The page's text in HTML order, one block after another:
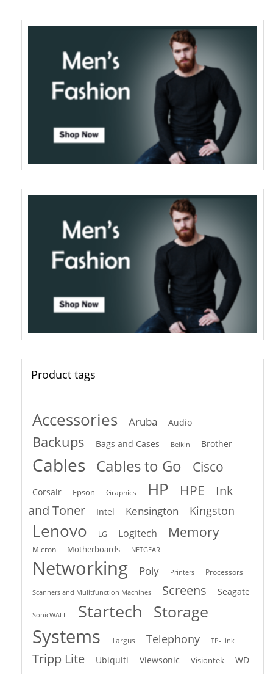
Product tags
Accessories Aruba Audio
Backups Bags and Cases Belkin Brother
Cables Cables to Go Cisco
Corsair Epson Graphics HP HPE
Ink
and Toner
Intel Kensington Kingston
Lenovo LG Logitech Memory
Micron Motherboards NETGEAR
Networking Poly Printers Processors
Scanners and Mulitfunction Machines Screens Seagate
SonicWALL Startech Storage
Systems Targus Telephony TP-Link
Tripp Lite Ubiquiti Viewsonic Visiontek WD